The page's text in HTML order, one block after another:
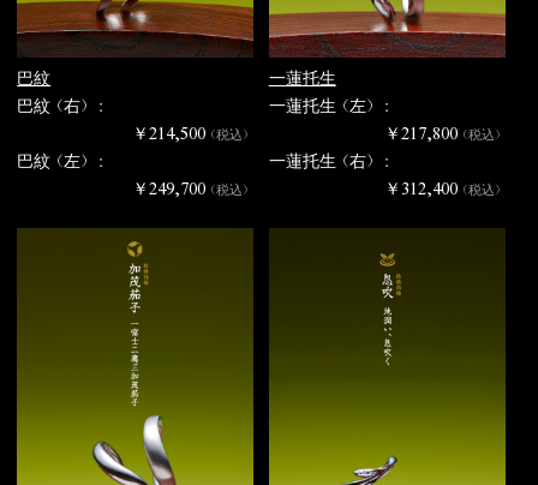
巴紋
巴紋（右） :
￥214,500 （税込）
巴紋（左） :
￥249,700 （税込）
一蓮托生
一蓮托生（左） :
￥217,800（税込）
一蓮托生（右） :
￥312,400（税込）